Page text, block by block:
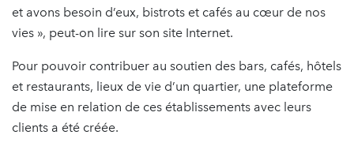
et avons besoin d’eux, bistrots et cafés au cœur de nos
vies », peut-on lire sur son site Internet.
Pour pouvoir contribuer au soutien des bars, cafés, hôtels
et restaurants, lieux de vie d’un quartier, une plateforme
de mise en relation de ces établissements avec leurs
clients a été créée.